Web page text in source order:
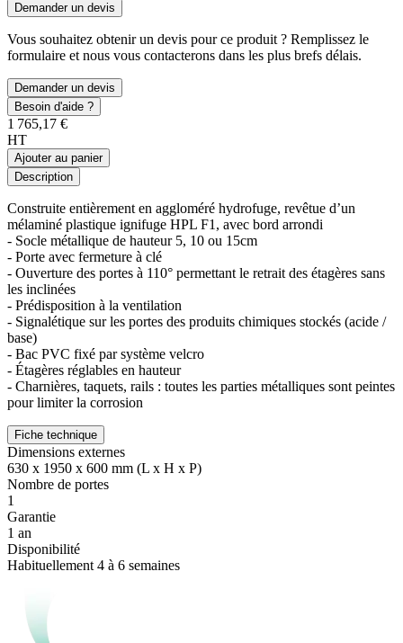
Demander un devis
Vous souhaitez obtenir un devis pour ce produit ? Remplissez le
formulaire et nous vous contacterons dans les plus brefs délais.
Demander un devis
Besoin d'aide ?
1 765,17 €
HT
Ajouter au panier
Description
Construite entièrement en aggloméré hydrofuge, revêtue d’un
mélaminé plastique ignifuge HPL F1, avec bord arrondi
- Socle métallique de hauteur 5, 10 ou 15cm
- Porte avec fermeture à clé
- Ouverture des portes à 110° permettant le retrait des étagères sans
les inclinées
- Prédisposition à la ventilation
- Signalétique sur les portes des produits chimiques stockés (acide /
base)
- Bac PVC fixé par système velcro
- Étagères réglables en hauteur
- Charnières, taquets, rails : toutes les parties métalliques sont peintes
pour limiter la corrosion
Fiche technique
Dimensions externes
630 x 1950 x 600 mm (L x H x P)
Nombre de portes
1
Garantie
1 an
Disponibilité
Habituellement 4 à 6 semaines